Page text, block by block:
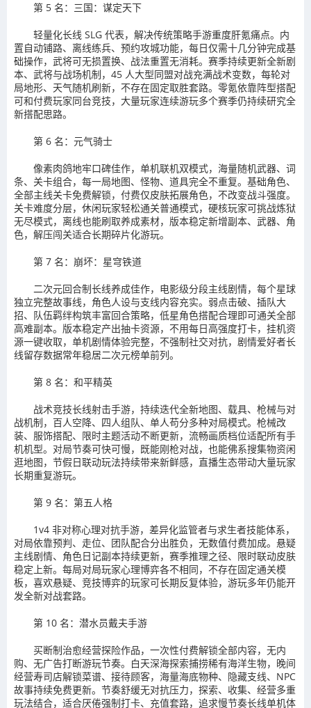
第 5 名：三国：谋定天下
轻量化长线 SLG 代表，解决传统策略手游重度肝氪痛点。内
置自动铺路、离线练兵、预约攻城功能，每日仅需十几分钟完成基
础操作，武将可无损置换、战法重置无消耗。赛季持续更新全新剧
本、武将与战场机制，45 人大型同盟对战充满战术变数，每轮对
局地形、天气随机刷新，不存在固定取胜套路。零氪依靠阵型搭配
可和付费玩家同台竞技，大量玩家连续游玩多个赛季仍持续研究全
新搭配思路。
第 6 名：元气骑士
像素肉鸽地牢口碑佳作，单机联机双模式，海量随机武器、词
条、关卡组合，每一局地图、怪物、道具完全不重复。基础角色、
全部主线关卡免费解锁，付费仅皮肤拓展角色，不改变战斗强度。
关卡难度分层，休闲玩家轻松通关普通模式，硬核玩家可挑战炼狱
无尽模式，离线也能刷取养成素材，版本稳定新增副本、武器、角
色，解压闯关适合长期碎片化游玩。
第 7 名：崩坏：星穹铁道
二次元回合制长线养成佳作，电影级分段主线剧情，每个星球
独立完整故事线，角色人设与支线内容充实。弱点击破、插队大
招、队伍羁绊构筑丰富回合策略，低星角色搭配合理即可通关全部
高难副本。版本稳定产出抽卡资源，不用每日高强度打卡，挂机资
源一键收取，单机剧情体验完整，不强制社交对抗，剧情爱好者长
线留存数据常年稳居二次元榜单前列。
第 8 名：和平精英
战术竞技长线射击手游，持续迭代全新地图、载具、枪械与对
战机制，百人空降、四人组队、单人苟分多种对局模式。枪械改
装、服饰搭配、限时主题活动不断更新，流畅画质档位适配所有手
机机型。对局节奏可快可慢，既能刚枪对战，也能佛系搜集物资闲
逛地图，节假日联动玩法持续带来新鲜感，直播生态带动大量玩家
长期重复游玩。
第 9 名：第五人格
1v4 非对称心理对抗手游，差异化监管者与求生者技能体系，
对局依靠预判、走位、团队配合分出胜负，无数值付费加成。悬疑
主线剧情、角色日记副本持续更新，赛季推理之径、限时联动皮肤
稳定上新。每局对局玩家心理博弈各不相同，不存在固定通关模
板，喜欢悬疑、竞技博弈的玩家可长期反复体验，游玩多年仍能开
发全新对战套路。
第 10 名：潜水员戴夫手游
买断制治愈经营探险作品，一次性付费解锁全部内容，无内
购、无广告打断游玩节奏。白天深海探索捕捞稀有海洋生物，晚间
经营寿司店解锁菜谱、接待顾客，海量海底物种、隐藏支线、NPC
故事持续免费更新。节奏舒缓无对抗压力，探索、收集、经营多重
玩法结合，适合厌倦强制打卡、充值套路，追求慢节奏长线单机体